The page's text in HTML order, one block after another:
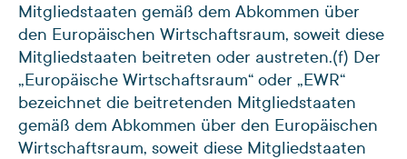
Mitgliedstaaten gemäß dem Abkommen über
den Europäischen Wirtschaftsraum, soweit diese
Mitgliedstaaten beitreten oder austreten.(f) Der
„Europäische Wirtschaftsraum“ oder „EWR“
bezeichnet die beitretenden Mitgliedstaaten
gemäß dem Abkommen über den Europäischen
Wirtschaftsraum, soweit diese Mitgliedstaaten